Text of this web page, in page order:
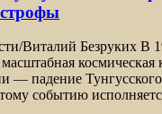
Виталий Безруких В
космическая
— падение
событию